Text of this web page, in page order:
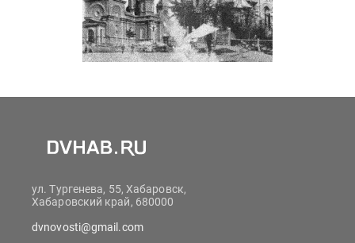
ул. Тургенева, 55, Хабаровск,
Хабаровский край, 680000
dvnovosti@gmail.com